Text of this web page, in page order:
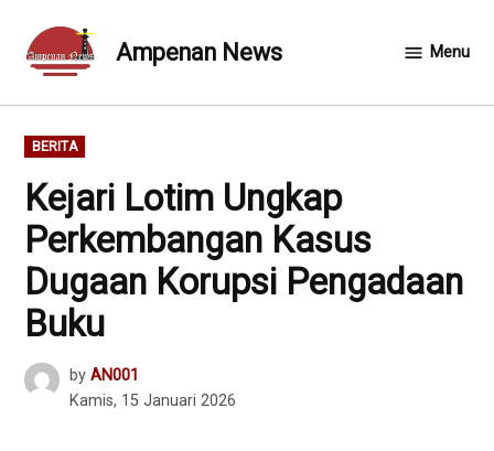
content
Ampenan News Menu
POSTED
IN
BERITA
Kejari Lotim Ungkap
Perkembangan Kasus
Dugaan Korupsi Pengadaan
Buku
by AN001
Kamis, 15 Januari 2026